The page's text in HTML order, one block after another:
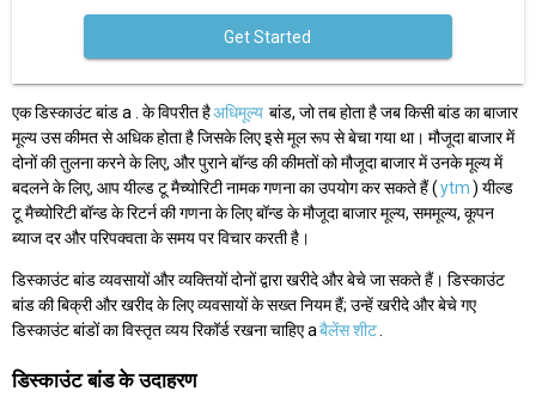
Get Started
एक डिस्काउंट बांड a . के विपरीत हैअधिमूल्य बांड, जो तब होता है जब किसी बांड का बाजार
मूल्य उस कीमत से अधिक होता है जिसके लिए इसे मूल रूप से बेचा गया था। मौजूदा बाजार में
दोनों की तुलना करने के लिए, और पुराने बॉन्ड की कीमतों को मौजूदा बाजार में उनके मूल्य में
बदलने के लिए, आप यील्ड टू मैच्योरिटी नामक गणना का उपयोग कर सकते हैं (ytm) यील्ड
टू मैच्योरिटी बॉन्ड के रिटर्न की गणना के लिए बॉन्ड के मौजूदा बाजार मूल्य, सममूल्य, कूपन
ब्याज दर और परिपक्वता के समय पर विचार करती है।
डिस्काउंट बांड व्यवसायों और व्यक्तियों दोनों द्वारा खरीदे और बेचे जा सकते हैं। डिस्काउंट
बांड की बिक्री और खरीद के लिए व्यवसायों के सख्त नियम हैं; उन्हें खरीदे और बेचे गए
डिस्काउंट बांडों का विस्तृत व्यय रिकॉर्ड रखना चाहिए aबैलेंस शीट.
डिस्काउंट बांड के उदाहरण